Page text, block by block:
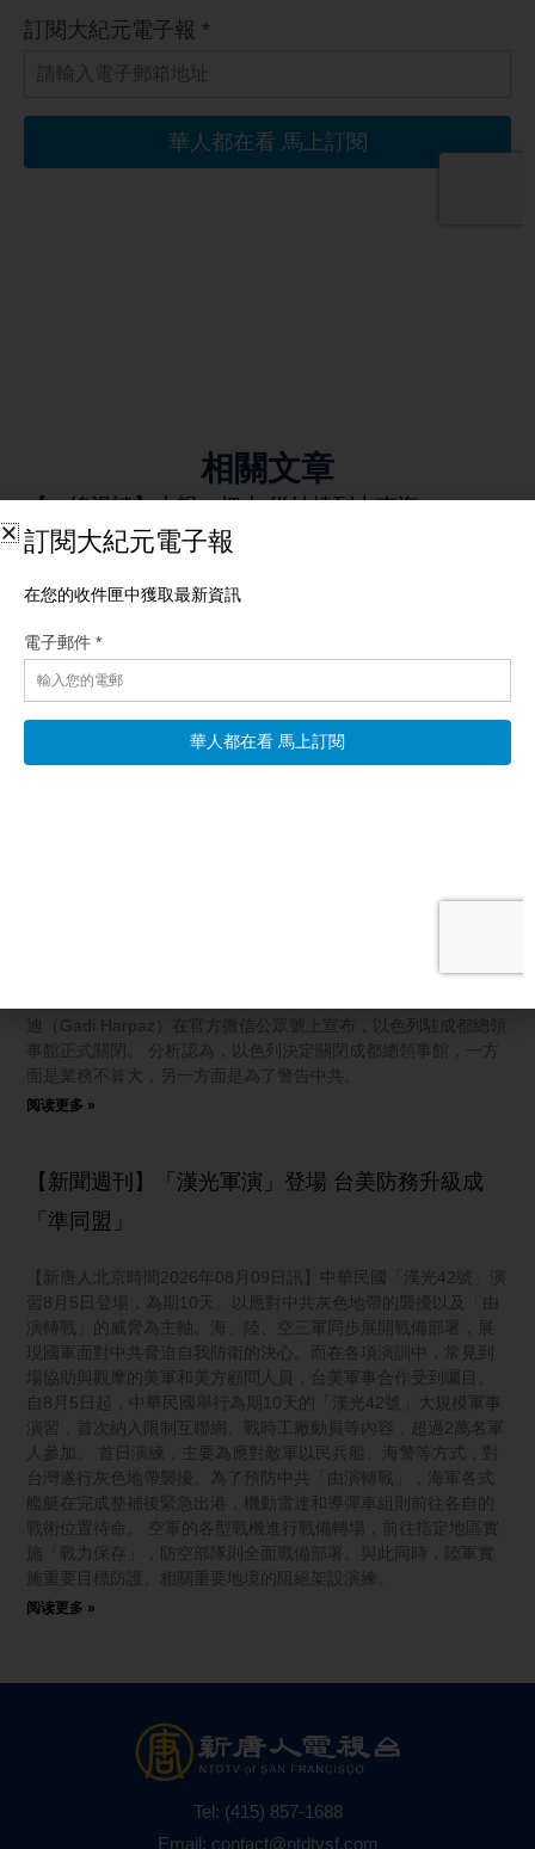
相關文章
【一線漫談】央視一把火 從她燒到中南海
收看《一線漫談》，我是文臻。 最近中共官場出現了一個很誇張
級官員被「雙開」，另外還有一個副部級官員落馬。加起來，一
天就有17個官員出事。 而從7月開始，還有六個副部級的中管官
員落馬，涉及金融、交通、民航、地方政協和宣傳系統。 所以也
而且大小官員也是人人自危，今早還在抓人、晚上可能就被人抓
了。
了中共面目，實際上是在警告中共，隨著地緣政治的緊張，中以
迪（Gadi Harpaz）在官方微信公眾號上宣布，以色列駐成都總領
事館正式關閉。 分析認為，以色列決定關閉成都總領事館，一方
面是業務不算大，另一方面是為了警告中共。
阅读更多 »
【新聞週刊】「漢光軍演」登場 台美防務升級成
「準同盟」
【新唐人北京時間2026年08月09日訊】中華民國「漢光42號」演
習8月5日登場，為期10天。以應對中共灰色地帶的襲擾以及「由
演轉戰」的威脅為主軸。海、陸、空三軍同步展開戰備部署，展
現國軍面對中共脅迫自我防衛的決心。而在各項演訓中，常見到
場協助與觀摩的美軍和美方顧問人員，台美軍事合作受到矚目。
自8月5日起，中華民國舉行為期10天的「漢光42號」大規模軍事
演習，首次納入限制互聯網、戰時工廠動員等內容，超過2萬名軍
人參加。 首日演練，主要為應對敵軍以民兵船、海警等方式，對
台灣遂行灰色地帶襲擾。為了預防中共「由演轉戰」，海軍各式
艦艇在完成整補後緊急出港，機動雷達和導彈車組則前往各自的
戰術位置待命。 空軍的各型戰機進行戰備轉場，前往指定地區實
施「戰力保存」，防空部隊則全面戰備部署。與此同時，陸軍實
施重要目標防護、相關重要地境的阻絕架設演練。
阅读更多 »
Tel: (415) 857-1688
Email: contact@ntdtvsf.com